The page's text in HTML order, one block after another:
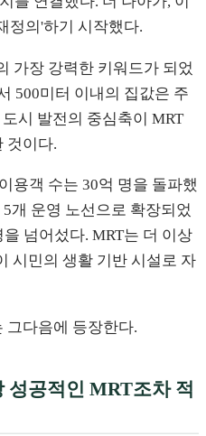
정의'하기 시작했다.
가장 강력한 키워드가 되었
500미터 이내의 집값은 주
시 발전의 중심축이 MRT
것이다.
용객 수는 30억 명을 돌파했
개 운영 노선으로 확장되었
넘어섰다. MRT는 더 이상
시민의 생활 기반 시설로 자
그다음에 등장한다.
성공적인 MRT조차 적